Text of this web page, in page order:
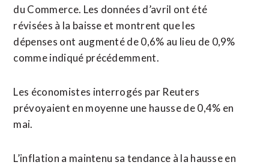
du Commerce. Les données d’avril ont été
révisées à la baisse et montrent que les
dépenses ont augmenté de 0,6% au lieu de 0,9%
comme indiqué précédemment.
Les économistes interrogés par Reuters
prévoyaient en moyenne une hausse de 0,4% en
mai.
L’inflation a maintenu sa tendance à la hausse en